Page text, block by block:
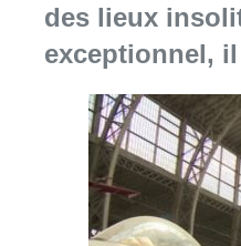
des lieux
exceptionnel, il